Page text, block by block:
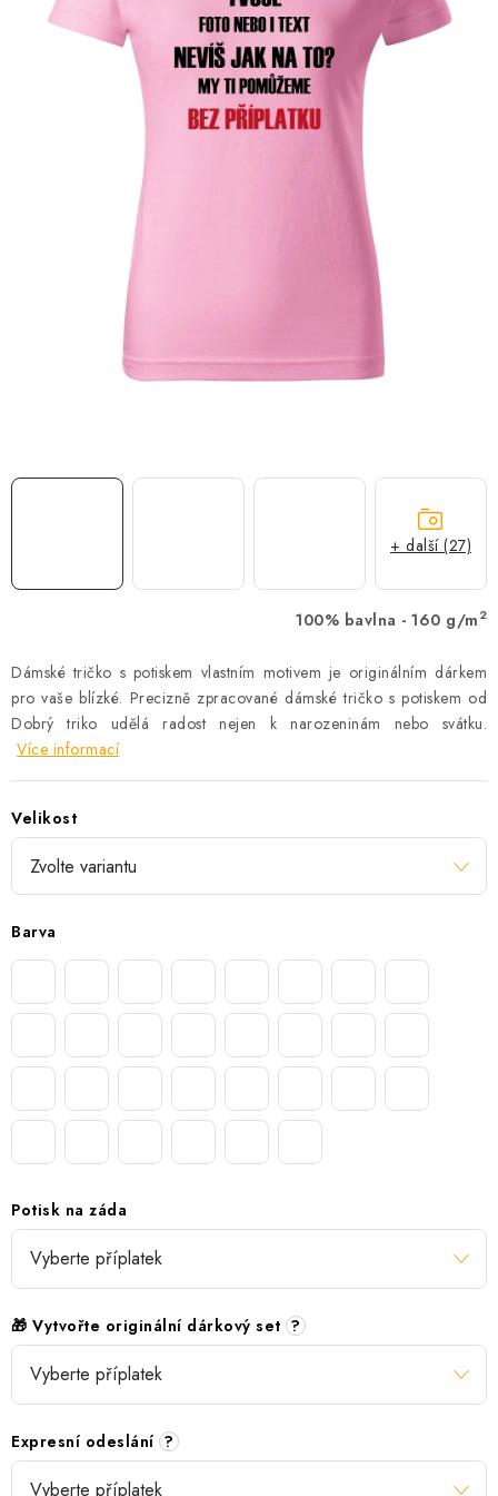
OKAMŽITĚ K ODBĚRU
MÁM SRDCE POMÁHÁM
PROVIZNÍ SYSTÉM
Časté otázky
Doprava a platba
Obchodní podmínky
100% bavlna - 160 g/m 2
Dámské tričko s potiskem vlastním motivem je originálním dárkem
pro vaše blízké. Precizně zpracované dámské tričko s potiskem od
Dobrý triko udělá radost nejen k narozeninám nebo svátku.
Více informací
Velikost
Barva
Potisk na záda
🎁 Vytvořte originální dárkový set ?
Expresní odeslání ?
+ další (27)